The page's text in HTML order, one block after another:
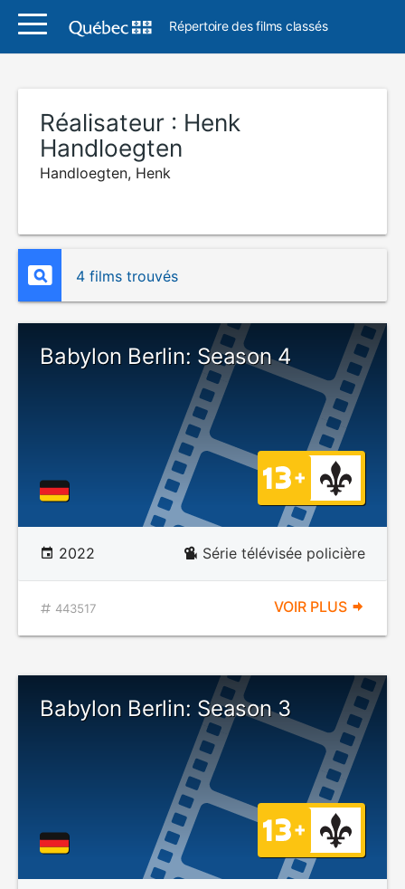
Répertoire des films classés
Réalisateur : Henk
Handloegten
Handloegten, Henk
4 films trouvés
Babylon Berlin: Season 4
2022 Série télévisée policière
443517 VOIR PLUS
Babylon Berlin: Season 3